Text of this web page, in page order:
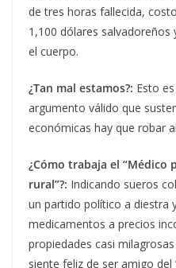
de tres horas fallecida,
1,100 dólares
el cuerpo.
¿Tan mal estamos?: Esto
argumento válido que
económicas hay que robar
¿Cómo trabaja el “Médico
rural”?: Indicando sueros
un partido político a diestra
medicamentos a precios
propiedades casi
siente feliz de ser amigo del